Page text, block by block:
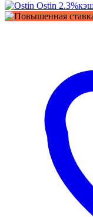
Ostin 2.3%